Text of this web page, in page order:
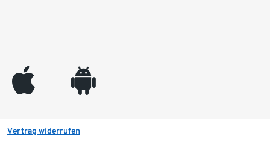
appleinc android
Vertrag widerrufen